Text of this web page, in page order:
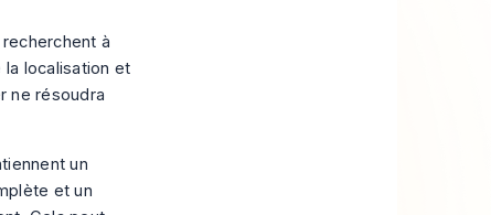
à
localisation et
ne résoudra
un
et un